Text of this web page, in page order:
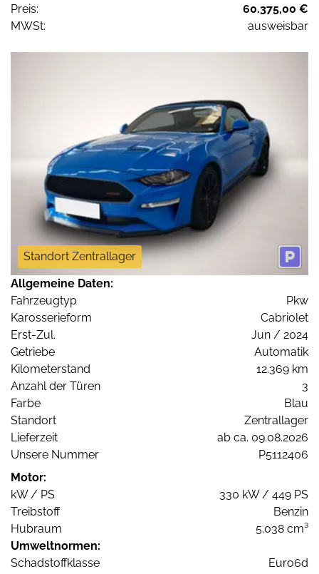
Preis:
60.375,00 €
MWSt:
ausweisbar
Standort Zentrallager
Allgemeine Daten:
Fahrzeugtyp
Pkw
Karosserieform
Cabriolet
Erst-Zul.
Jun / 2024
Getriebe
Automatik
Kilometerstand
12.369 km
Anzahl der Türen
3
Farbe
Blau
Standort
Zentrallager
Lieferzeit
ab ca. 09.08.2026
Unsere Nummer
P5112406
Motor:
kW / PS
330 kW / 449 PS
Treibstoff
Benzin
Hubraum
5.038 cm³
Umweltnormen:
Schadstoffklasse
Euro6d